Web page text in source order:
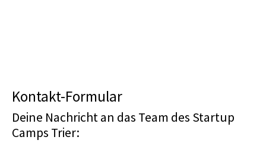
Kontakt-Formular
Deine Nachricht an das Team des Startup
Camps Trier: